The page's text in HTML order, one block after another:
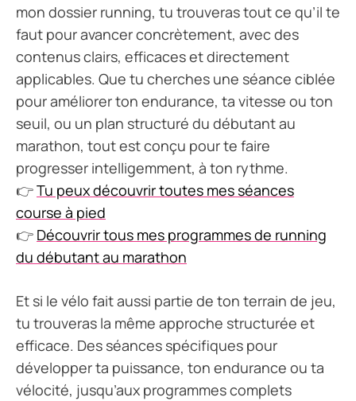
mon dossier running, tu trouveras tout ce qu’il te
faut pour avancer concrètement, avec des
contenus clairs, efficaces et directement
applicables. Que tu cherches une séance ciblée
pour améliorer ton endurance, ta vitesse ou ton
seuil, ou un plan structuré du débutant au
marathon, tout est conçu pour te faire
progresser intelligemment, à ton rythme.
👉Tu peux découvrir toutes mes séances
course à pied
👉 Découvrir tous mes programmes de running
du débutant au marathon
Et si le vélo fait aussi partie de ton terrain de jeu,
tu trouveras la même approche structurée et
efficace. Des séances spécifiques pour
développer ta puissance, ton endurance ou ta
vélocité, jusqu’aux programmes complets